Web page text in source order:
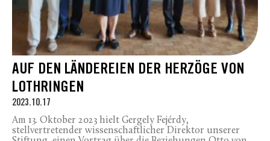
AUF DEN LÄNDEREIEN DER HERZÖGE VON
LOTHRINGEN
2023.10.17
Am 13. Oktober 2023 hielt Gergely Fejérdy,
stellvertretender wissenschaftlicher Direktor unserer